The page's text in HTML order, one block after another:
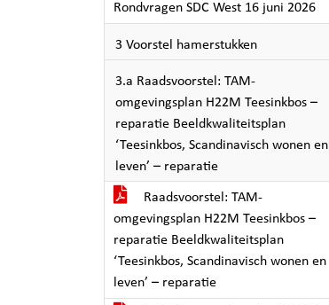
Rondvragen SDC West 16 juni 2026
3 Voorstel hamerstukken
3.a Raadsvoorstel: TAM-
omgevingsplan H22M Teesinkbos –
reparatie Beeldkwaliteitsplan
‘Teesinkbos, Scandinavisch wonen en
leven’ – reparatie
Raadsvoorstel: TAM-
omgevingsplan H22M Teesinkbos –
reparatie Beeldkwaliteitsplan
‘Teesinkbos, Scandinavisch wonen en
leven’ – reparatie